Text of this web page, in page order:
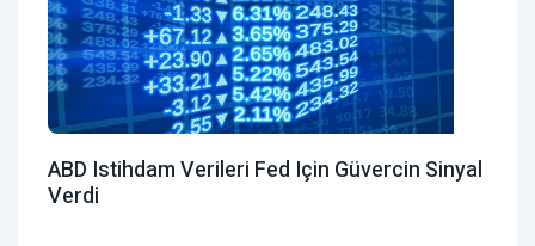
ABD Istihdam Verileri Fed Için Güvercin Sinyal
Verdi